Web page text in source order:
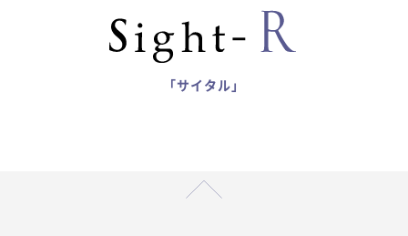
「サイタル」